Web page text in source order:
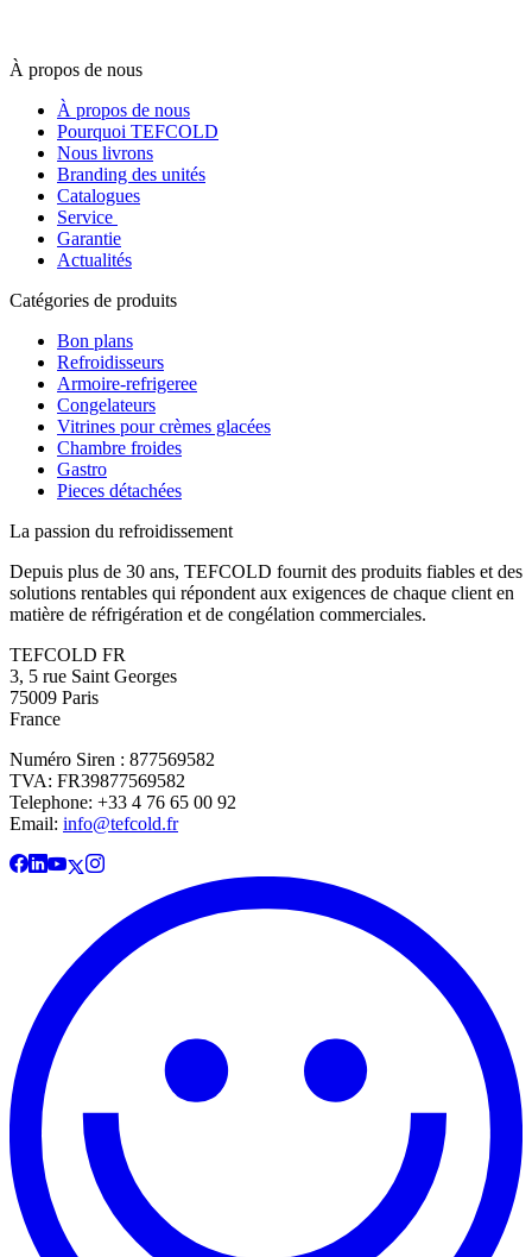
À propos de nous
À propos de nous
Pourquoi TEFCOLD
Nous livrons
Branding des unités
Catalogues
Service
Garantie
Actualités
Catégories de produits
Bon plans
Refroidisseurs
Armoire-refrigeree
Congelateurs
Vitrines pour crèmes glacées
Chambre froides
Gastro
Pieces détachées
La passion du refroidissement
Depuis plus de 30 ans, TEFCOLD fournit des produits fiables et des
solutions rentables qui répondent aux exigences de chaque client en
matière de réfrigération et de congélation commerciales.
TEFCOLD FR
3, 5 rue Saint Georges
75009 Paris
France
Numéro Siren : 877569582
TVA: FR39877569582
Telephone: +33 4 76 65 00 92
Email: info@tefcold.fr